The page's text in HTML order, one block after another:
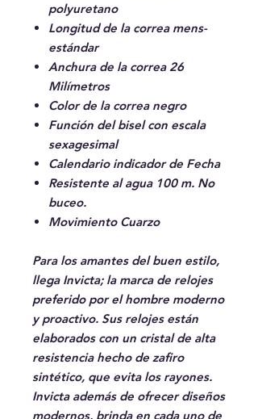
polyuretano
Longitud de la correa mens-
estándar
Anchura de la correa 26
Milímetros
Color de la correa negro
Función del bisel con escala
sexagesimal
Calendario indicador de Fecha
Resistente al agua 100 m. No
buceo.
Movimiento Cuarzo
Para los amantes del buen estilo,
llega Invicta; la marca de relojes
preferido por el hombre moderno
y proactivo. Sus relojes están
elaborados con un cristal de alta
resistencia hecho de zafiro
sintético, que evita los rayones.
Invicta además de ofrecer diseños
modernos, brinda en cada uno de